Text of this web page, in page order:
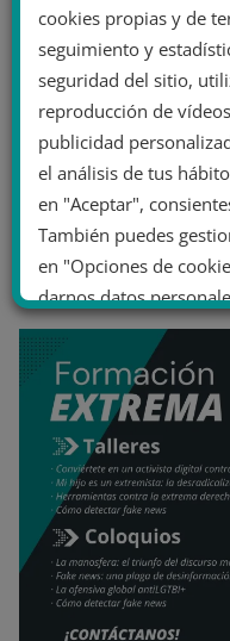
cookies propias y de
seguimiento y
seguridad del sitio,
reproducción de
publicidad
el análisis de tus
en "Aceptar",
También puedes
en "Opciones de
darnos datos
último, puedes leer
No dar mi
Opciones de cookies
Rechazar cookies